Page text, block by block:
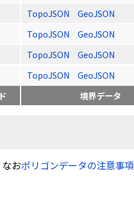
TopoJSON GeoJSON
TopoJSON GeoJSON
TopoJSON GeoJSON
TopoJSON GeoJSON
境界データ
おポリゴンデータの注意事項